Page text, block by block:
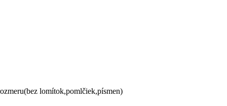
lomítok,pomlčiek,písmen)